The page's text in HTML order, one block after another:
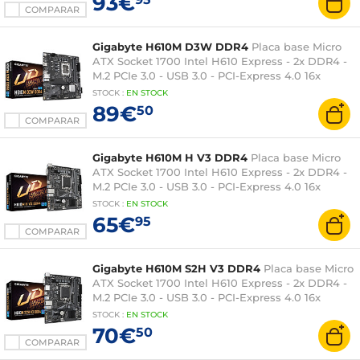
COMPARAR
COMPARAR
Gigabyte H610M D3W DDR4 Placa base Micro
ATX Socket 1700 Intel H610 Express - 2x DDR4 -
M.2 PCIe 3.0 - USB 3.0 - PCI-Express 4.0 16x
STOCK : EN STOCK
89€50
COMPARAR
Gigabyte H610M H V3 DDR4 Placa base Micro
ATX Socket 1700 Intel H610 Express - 2x DDR4 -
M.2 PCIe 3.0 - USB 3.0 - PCI-Express 4.0 16x
STOCK : EN STOCK
65€95
COMPARAR
Gigabyte H610M S2H V3 DDR4 Placa base Micro
ATX Socket 1700 Intel H610 Express - 2x DDR4 -
M.2 PCIe 3.0 - USB 3.0 - PCI-Express 4.0 16x
STOCK : EN STOCK
70€50